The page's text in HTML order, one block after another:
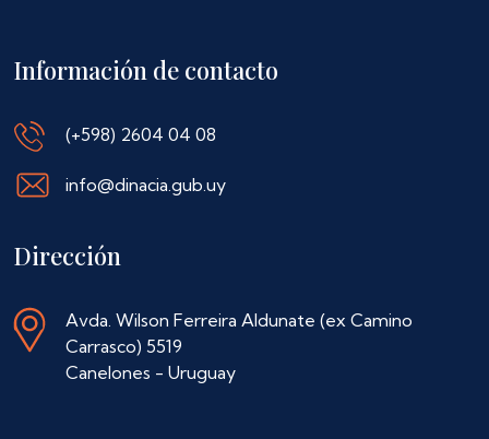
Información de contacto
(+598) 2604 04 08
info@dinacia.gub.uy
Dirección
Avda. Wilson Ferreira Aldunate (ex Camino
Carrasco) 5519
Canelones - Uruguay